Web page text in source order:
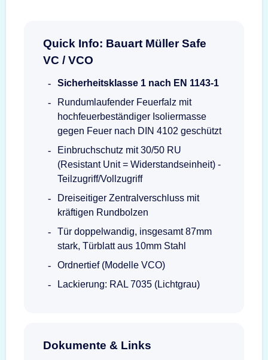
Quick Info: Bauart Müller Safe
VC / VCO
Sicherheitsklasse 1 nach EN 1143-1
Rundumlaufender Feuerfalz mit
hochfeuerbeständiger Isoliermasse
gegen Feuer nach DIN 4102 geschützt
Einbruchschutz mit 30/50 RU
(Resistant Unit = Widerstandseinheit) -
Teilzugriff/Vollzugriff
Dreiseitiger Zentralverschluss mit
kräftigen Rundbolzen
Tür doppelwandig, insgesamt 87mm
stark, Türblatt aus 10mm Stahl
Ordnertief (Modelle VCO)
Lackierung: RAL 7035 (Lichtgrau)
Dokumente & Links